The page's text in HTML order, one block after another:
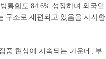
통합도 84.6% 성장하며 외국인
구조로 재편되고 있음을 시사한
중 현상이 지속되는 가운데, 부